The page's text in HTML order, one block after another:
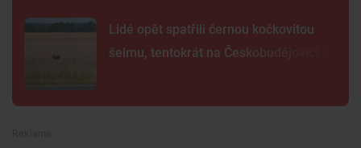
Lidé opět spatřili černou kočkovitou
šelmu, tentokrát na Českobudějovicku